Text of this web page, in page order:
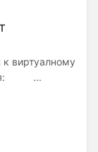
виртуалному
...